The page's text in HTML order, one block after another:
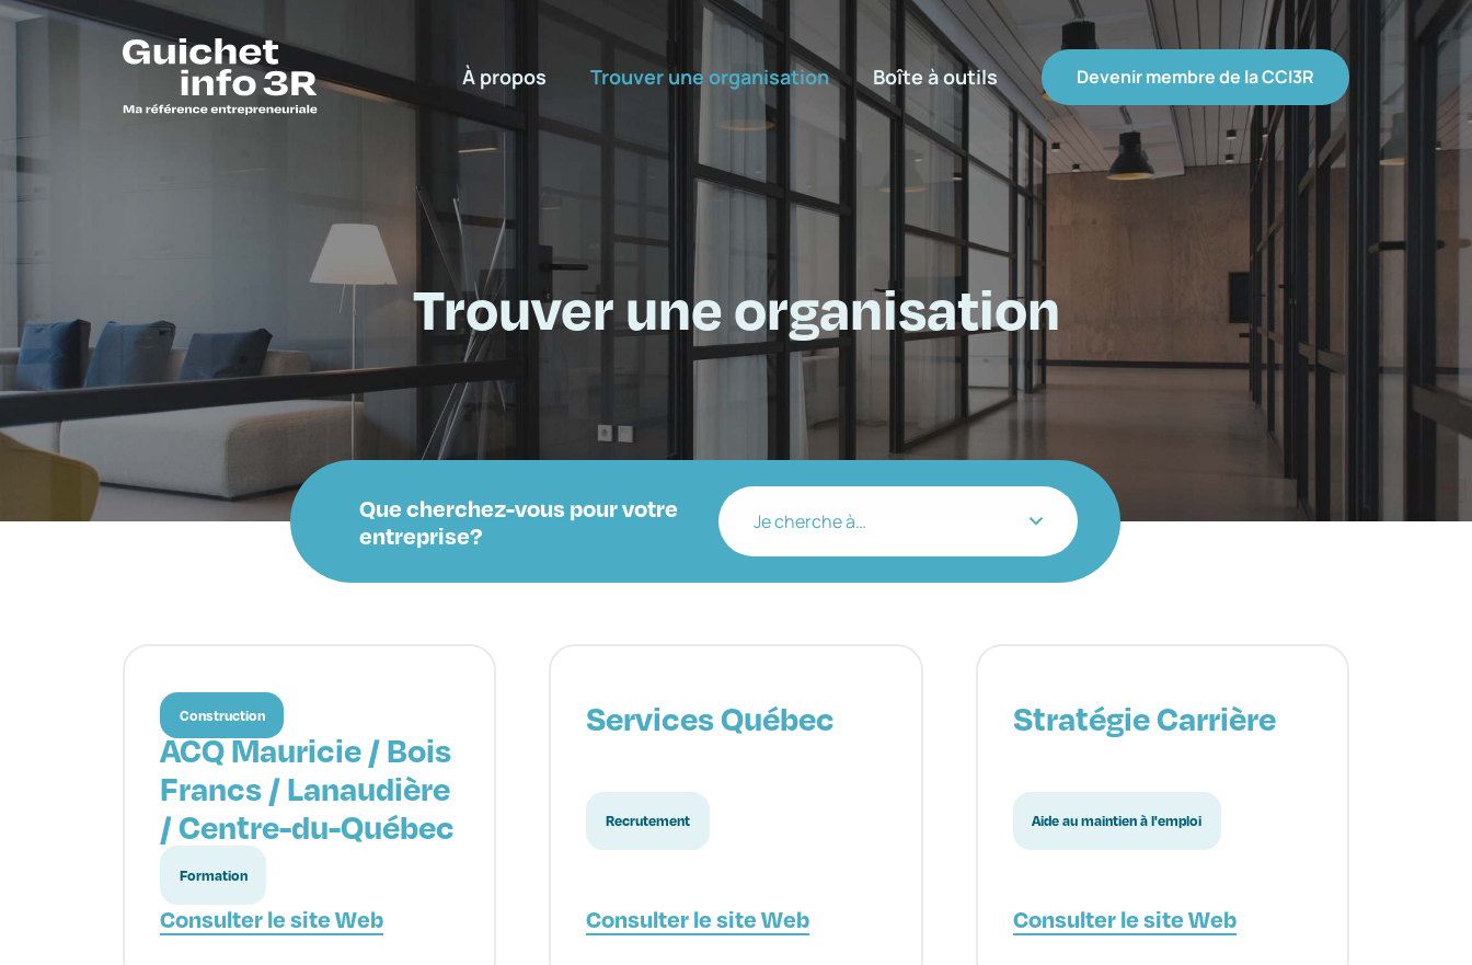
À propos Trouver une organisation Boîte à outils Devenir membre de la CCI3R
Trouver une organisation
Que cherchez-vous pour votre
entreprise?
Je cherche à…
Construction
ACQ Mauricie / Bois
Francs / Lanaudière
/ Centre-du-Québec
Formation
Consulter le site Web
Services Québec
Recrutement
Consulter le site Web
Stratégie Carrière
Aide au maintien à l'emploi
Consulter le site Web